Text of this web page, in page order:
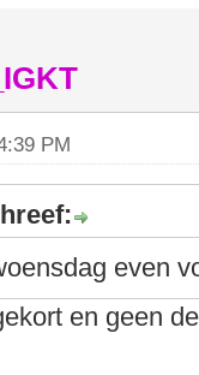
PM
even
en geen